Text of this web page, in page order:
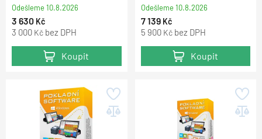
Odešleme10.8.2026
3 630 Kč
3 000 Kč bez DPH
Koupit
Odešleme10.8.2026
7 139 Kč
5 900 Kč bez DPH
Koupit